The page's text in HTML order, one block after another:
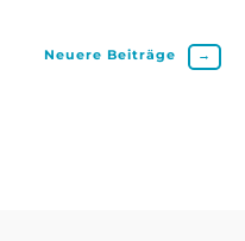
Neuere Beiträge →